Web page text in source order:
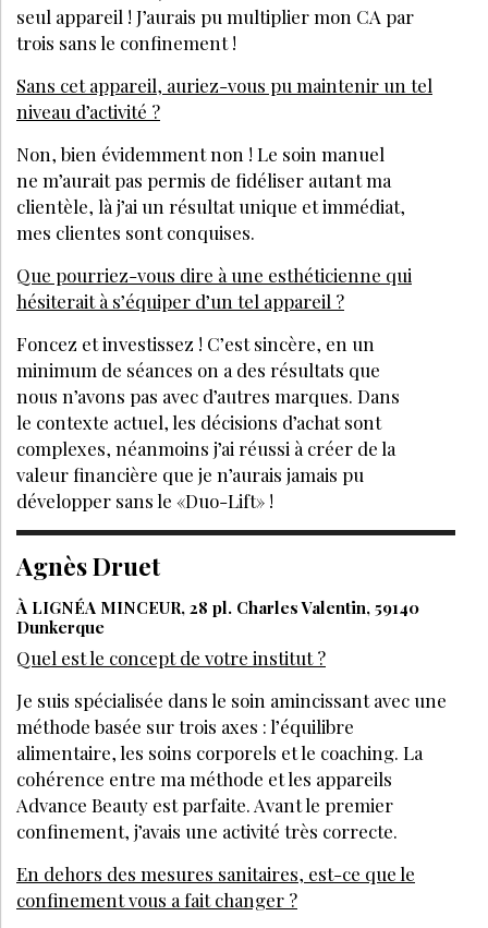
seul appareil ! J’aurais pu multiplier mon CA par
trois sans le confinement !
Sans cet appareil, auriez-vous pu maintenir un tel
niveau d’activité ?
Non, bien évidemment non ! Le soin manuel
ne m’aurait pas permis de fidéliser autant ma
clientèle, là j’ai un résultat unique et immédiat,
mes clientes sont conquises.
Que pourriez-vous dire à une esthéticienne qui
hésiterait à s’équiper d’un tel appareil ?
Foncez et investissez ! C’est sincère, en un
minimum de séances on a des résultats que
nous n’avons pas avec d’autres marques. Dans
le contexte actuel, les décisions d’achat sont
complexes, néanmoins j’ai réussi à créer de la
valeur financière que je n’aurais jamais pu
développer sans le «Duo-Lift» !
Agnès Druet
À LIGNÉA MINCEUR, 28 pl. Charles Valentin, 59140
Dunkerque
Quel est le concept de votre institut ?
Je suis spécialisée dans le soin amincissant avec une
méthode basée sur trois axes : l’équilibre
alimentaire, les soins corporels et le coaching. La
cohérence entre ma méthode et les appareils
Advance Beauty est parfaite. Avant le premier
confinement, j’avais une activité très correcte.
En dehors des mesures sanitaires, est-ce que le
confinement vous a fait changer ?